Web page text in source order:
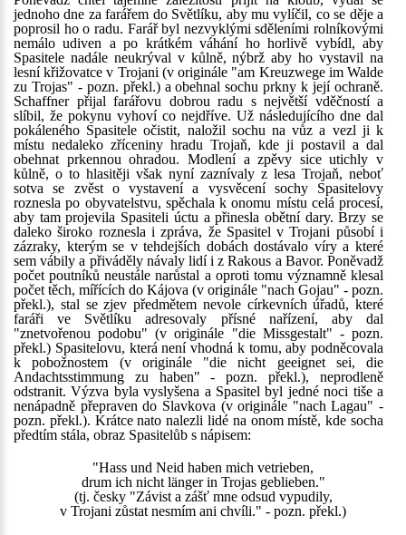
jednoho dne za farářem do Světlíku, aby mu vylíčil, co se děje a
poprosil ho o radu. Farář byl nezvyklými sděleními rolníkovými
nemálo udiven a po krátkém váhání ho horlivě vybídl, aby
Spasitele nadále neukrýval v kůlně, nýbrž aby ho vystavil na
lesní křižovatce v Trojani (v originále "am Kreuzwege im Walde
zu Trojas" - pozn. překl.) a obehnal sochu prkny k její ochraně.
Schaffner přijal farářovu dobrou radu s největší vděčností a
slíbil, že pokynu vyhoví co nejdříve. Už následujícího dne dal
pokáleného Spasitele očistit, naložil sochu na vůz a vezl ji k
místu nedaleko zříceniny hradu Trojaň, kde ji postavil a dal
obehnat prkennou ohradou. Modlení a zpěvy sice utichly v
kůlně, o to hlasitěji však nyní zaznívaly z lesa Trojaň, neboť
sotva se zvěst o vystavení a vysvěcení sochy Spasitelovy
roznesla po obyvatelstvu, spěchala k onomu místu celá procesí,
aby tam projevila Spasiteli úctu a přinesla obětní dary. Brzy se
daleko široko roznesla i zpráva, že Spasitel v Trojani působí i
zázraky, kterým se v tehdejších dobách dostávalo víry a které
sem vábily a přiváděly návaly lidí i z Rakous a Bavor. Poněvadž
počet poutníků neustále narůstal a oproti tomu významně klesal
počet těch, mířících do Kájova (v originále "nach Gojau" - pozn.
překl.), stal se zjev předmětem nevole církevních úřadů, které
faráři ve Světlíku adresovaly přísné nařízení, aby dal
"znetvořenou podobu" (v originále "die Missgestalt" - pozn.
překl.) Spasitelovu, která není vhodná k tomu, aby podněcovala
k pobožnostem (v originále "die nicht geeignet sei, die
Andachtsstimmung zu haben" - pozn. překl.), neprodleně
odstranit. Výzva byla vyslyšena a Spasitel byl jedné noci tiše a
nenápadně přepraven do Slavkova (v originále "nach Lagau" -
pozn. překl.). Krátce nato nalezli lidé na onom místě, kde socha
předtím stála, obraz Spasitelůb s nápisem:
"Hass und Neid haben mich vetrieben,
drum ich nicht länger in Trojas geblieben."
(tj. česky "Závist a zášť mne odsud vypudily,
v Trojani zůstat nesmím ani chvíli." - pozn. překl.)